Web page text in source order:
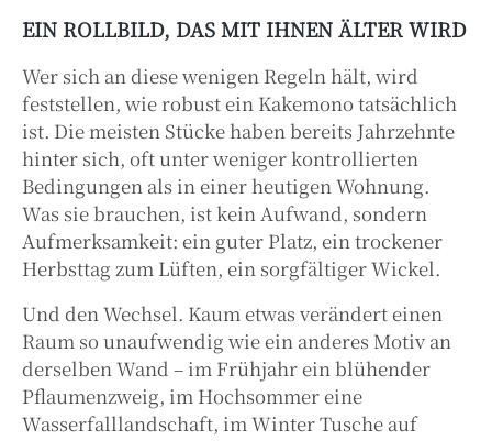
EIN ROLLBILD, DAS MIT IHNEN ÄLTER WIRD
Wer sich an diese wenigen Regeln hält, wird
feststellen, wie robust ein Kakemono tatsächlich
ist. Die meisten Stücke haben bereits Jahrzehnte
hinter sich, oft unter weniger kontrollierten
Bedingungen als in einer heutigen Wohnung.
Was sie brauchen, ist kein Aufwand, sondern
Aufmerksamkeit: ein guter Platz, ein trockener
Herbsttag zum Lüften, ein sorgfältiger Wickel.
Und den Wechsel. Kaum etwas verändert einen
Raum so unaufwendig wie ein anderes Motiv an
derselben Wand – im Frühjahr ein blühender
Pflaumenzweig, im Hochsommer eine
Wasserfalllandschaft, im Winter Tusche auf